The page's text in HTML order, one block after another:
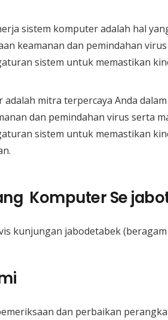
sistem komputer adalah hal
keamanan dan pemindahan
sistem untuk memastikan
mitra terpercaya Anda
dan pemindahan virus serta
sistem untuk memastikan
Komputer Se
kunjungan jabodetabek
dan perbaikan